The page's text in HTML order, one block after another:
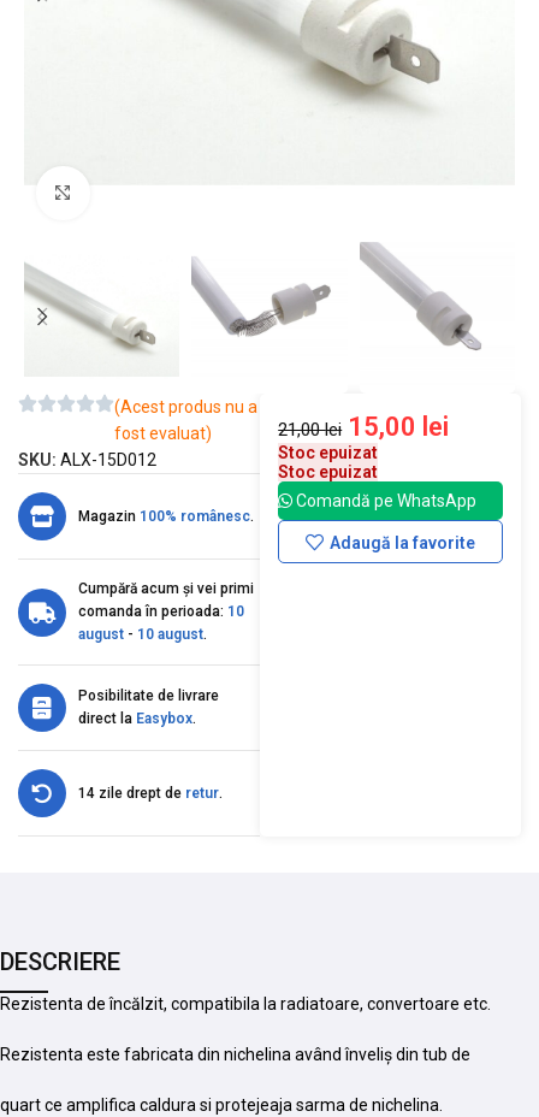
(Acest produs nu a
fost evaluat)
SKU: ALX-15D012
Magazin 100% românesc.
Cumpără acum și vei primi
comanda în perioada: 10
august - 10 august.
Posibilitate de livrare
direct la Easybox.
14 zile drept de retur.
21,00lei 15,00 lei
Stoc epuizat
Stoc epuizat
Comandă pe WhatsApp
Adaugă la favorite
DESCRIERE
Rezistenta de încălzit, compatibila la radiatoare, convertoare etc.
Rezistenta este fabricata din nichelina având înveliș din tub de
quart ce amplifica caldura si protejeaja sarma de nichelina.